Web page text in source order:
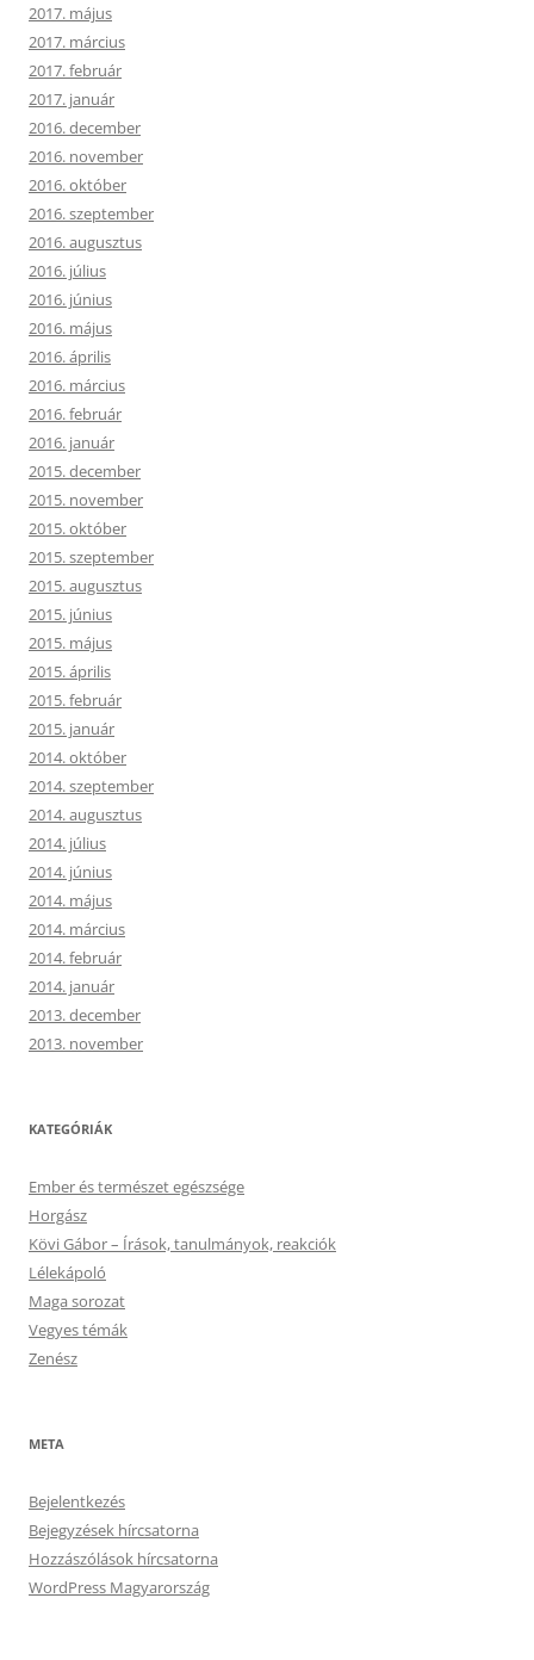
2017. május
2017. március
2017. február
2017. január
2016. december
2016. november
2016. október
2016. szeptember
2016. augusztus
2016. július
2016. június
2016. május
2016. április
2016. március
2016. február
2016. január
2015. december
2015. november
2015. október
2015. szeptember
2015. augusztus
2015. június
2015. május
2015. április
2015. február
2015. január
2014. október
2014. szeptember
2014. augusztus
2014. július
2014. június
2014. május
2014. március
2014. február
2014. január
2013. december
2013. november
KATEGÓRIÁK
Ember és természet egészsége
Horgász
Kövi Gábor – Írások, tanulmányok, reakciók
Lélekápoló
Maga sorozat
Vegyes témák
Zenész
META
Bejelentkezés
Bejegyzések hírcsatorna
Hozzászólások hírcsatorna
WordPress Magyarország